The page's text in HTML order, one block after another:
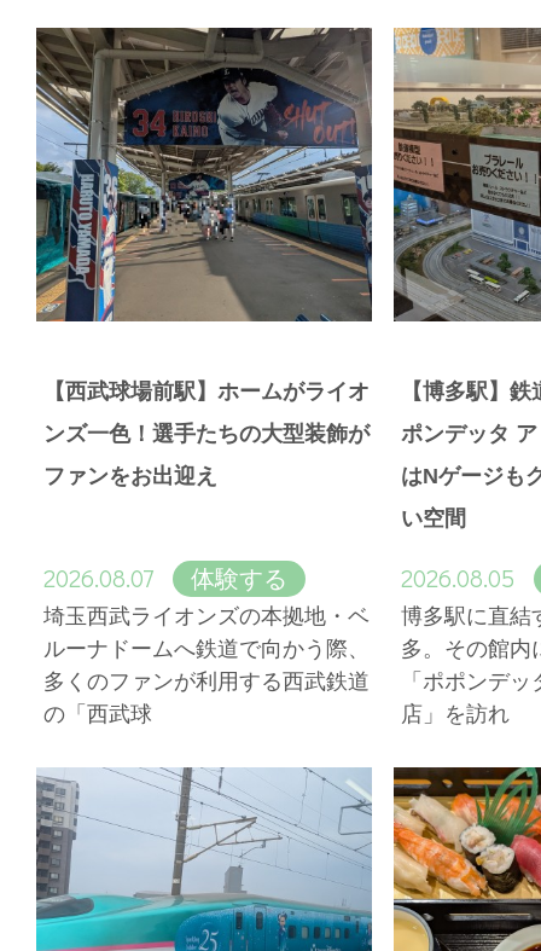
【西武球場前駅】ホームがライオ
ンズ一色！選手たちの大型装飾が
ファンをお出迎え
2026.08.07 体験する
埼玉西武ライオンズの本拠地・ベ
ルーナドームへ鉄道で向かう際、
多くのファンが利用する西武鉄道
の「西武球
【博多駅】
ポンデッタ
はNゲージも
い空間
2026.08.05
博多駅に直結
多。その館内
「ポポンデ
店」を訪れ